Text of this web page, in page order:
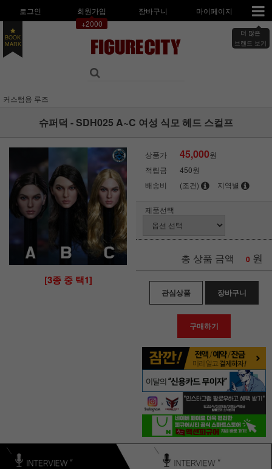
로그인
회원가입
+2000
장바구니 마이페이지
더 많은
브랜드 보기
BOOK
MARK
커스텀용 루즈
슈퍼덕 - SDH025 A~C 여성 식모 헤드 스컬프
[3종 중 택1]
상품가 45,000원
적립금
450원
배송비
(조건) 지역별
제품선택
총 상품 금액 0 원
관심상품 장바구니
구매하기